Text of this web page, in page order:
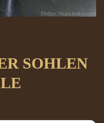
SOHLEN